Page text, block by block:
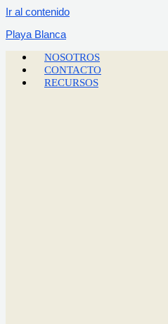
Ir al contenido
Playa Blanca
NOSOTROS
CONTACTO
RECURSOS